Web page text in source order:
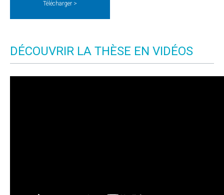
Télécharger >
DÉCOUVRIR LA THÈSE EN VIDÉOS